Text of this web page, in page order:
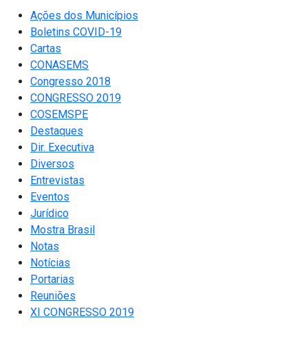
Ações dos Municípios
Boletins COVID-19
Cartas
CONASEMS
Congresso 2018
CONGRESSO 2019
COSEMSPE
Destaques
Dir. Executiva
Diversos
Entrevistas
Eventos
Jurídico
Mostra Brasil
Notas
Notícias
Portarias
Reuniões
XI CONGRESSO 2019